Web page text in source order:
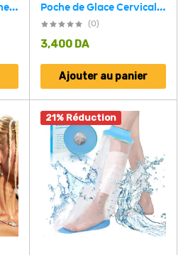
Poche de glace pour cheville en gel chaud et froid pour soulager les douleurs Poche de Glace Cervical Chaud et Froid en Gel Réutilisable pour Soulager les Douleurs
(0)
3,400 DA
Ajouter au panier
21% Réduction